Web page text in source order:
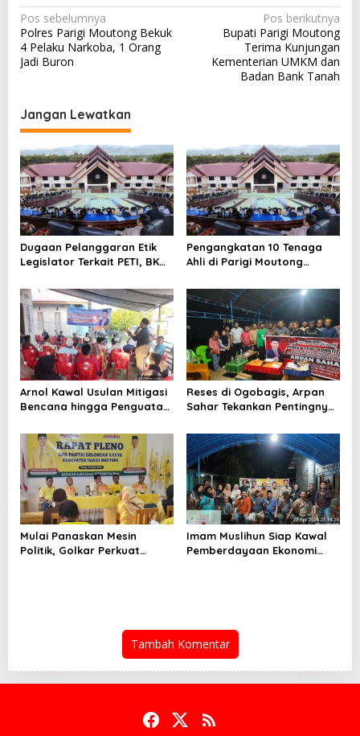
N
a
v
g
a
s
i
p
o
s
Pos sebelumnya
Polres Parigi Moutong Bekuk
4 Pelaku Narkoba, 1 Orang
Jadi Buron
Pos berikutnya
Bupati Parigi Moutong
Terima Kunjungan
Kementerian UMKM dan
Badan Bank Tanah
Jangan Lewatkan
Dugaan Pelanggaran Etik
Legislator Terkait PETI, BK
Jadwalkan Klarifikasi Pekan
Depan
Pengangkatan 10 Tenaga
Ahli di Parigi Moutong
Arnol Kawal Usulan Mitigasi
Bencana hingga Penguatan
Reses di Ogobagis, Arpan
Sahar Tekankan Pentingnya
Sosialisasi Bahaya Narkoba
Mulai Panaskan Mesin
Politik, Golkar Perkuat
Imam Muslihun Siap Kawal
Pemberdayaan Ekonomi
Tambah Komentar